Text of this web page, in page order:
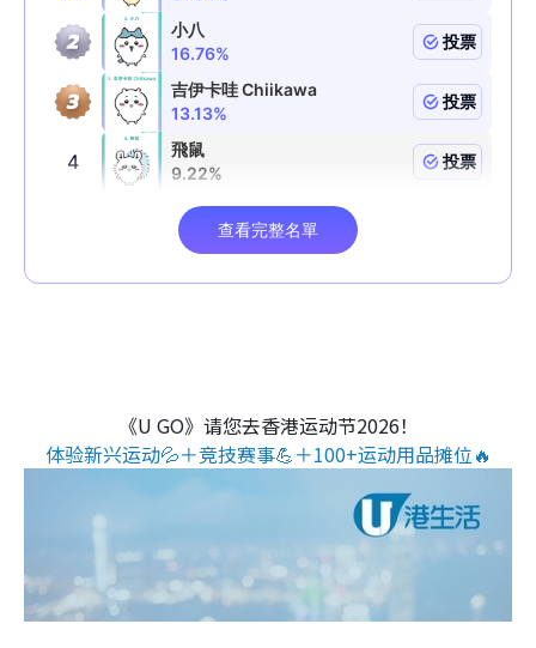
《U GO》请您去香港运动节2026！
体验新兴运动💦＋竞技赛事💪＋100+运动用品摊位🔥